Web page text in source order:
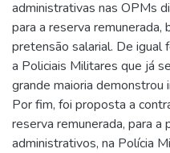
administrativas nas OPMs
para a reserva remunerada,
pretensão salarial. De igual
a Policiais Militares que já
grande maioria
Por fim, foi proposta a
reserva remunerada, para a
administrativos, na Polícia